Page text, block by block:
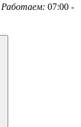
Работаем: 07:00 -